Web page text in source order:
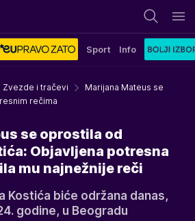
Sport Info
Zvezde i tračevi
Marijana Mateus se
rečima
se oprostila od
Objavljena potresna
mu najnežnije reči
Kostića biće održana danas,
godine, u Beogradu